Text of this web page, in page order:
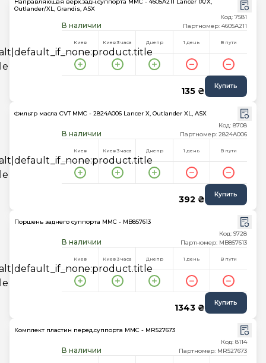
Outlander/XL, Grandis, ASX
В наличии
Код: 7581
Партномер: 4605A211
Киев Киев 3 часа Днепр 1 день В пути
135 ₴ Купить
Фильтр масла CVT MMC - 2824A006 Lancer X, Outlander XL, ASX
В наличии
Код: 8708
Партномер: 2824A006
Киев Киев 3 часа Днепр 1 день В пути
392 ₴ Купить
Поршень заднего суппорта MMC - MB857613
В наличии
Код: 9728
Партномер: MB857613
Киев Киев 3 часа Днепр 1 день В пути
1343 ₴ Купить
Комплект пластин перед.суппорта MMC - MR527673
В наличии
Код: 8114
Партномер: MR527673